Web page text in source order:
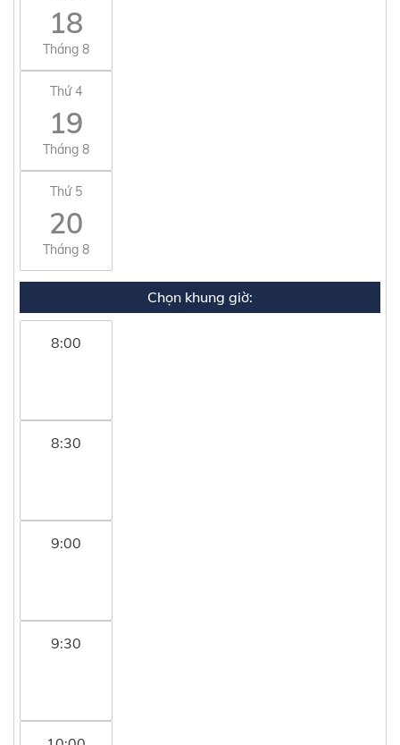
18
Tháng 8
Thứ 4
19
Tháng 8
Thứ 5
20
Tháng 8
Chọn khung giờ:
8:00
8:30
9:00
9:30